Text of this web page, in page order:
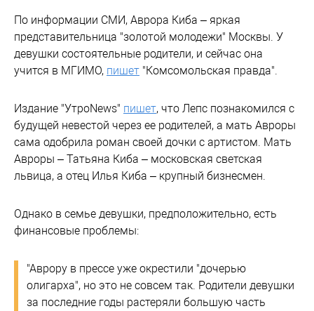
По информации СМИ, Аврора Киба – яркая
представительница "золотой молодежи" Москвы. У
девушки состоятельные родители, и сейчас она
учится в МГИМО, пишет "Комсомольская правда".
Издание "УтроNews" пишет, что Лепс познакомился с
будущей невестой через ее родителей, а мать Авроры
сама одобрила роман своей дочки с артистом. Мать
Авроры – Татьяна Киба – московская светская
львица, а отец Илья Киба – крупный бизнесмен.
Однако в семье девушки, предположительно, есть
финансовые проблемы:
"Аврору в прессе уже окрестили "дочерью
олигарха", но это не совсем так. Родители девушки
за последние годы растеряли большую часть